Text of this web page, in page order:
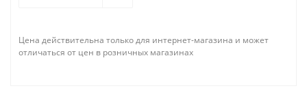
Цена действительна только для интернет-магазина и может
отличаться от цен в розничных магазинах